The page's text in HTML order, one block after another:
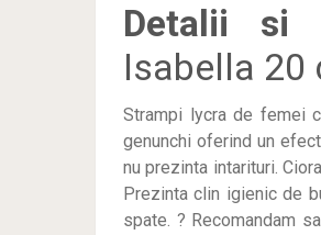
Detalii si
Isabella 20
Strampi lycra de femei
genunchi oferind un
nu prezinta intarituri.
Prezinta clin igienic de
spate. ? Recomandam